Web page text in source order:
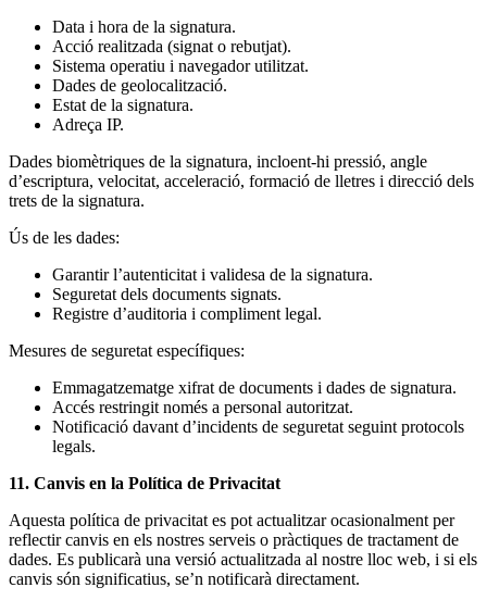
Data i hora de la signatura.
Acció realitzada (signat o rebutjat).
Sistema operatiu i navegador utilitzat.
Dades de geolocalització.
Estat de la signatura.
Adreça IP.
Dades biomètriques de la signatura, incloent-hi pressió, angle
d’escriptura, velocitat, acceleració, formació de lletres i direcció dels
trets de la signatura.
Ús de les dades:
Garantir l’autenticitat i validesa de la signatura.
Seguretat dels documents signats.
Registre d’auditoria i compliment legal.
Mesures de seguretat específiques:
Emmagatzematge xifrat de documents i dades de signatura.
Accés restringit només a personal autoritzat.
Notificació davant d’incidents de seguretat seguint protocols
legals.
11. Canvis en la Política de Privacitat
Aquesta política de privacitat es pot actualitzar ocasionalment per
reflectir canvis en els nostres serveis o pràctiques de tractament de
dades. Es publicarà una versió actualitzada al nostre lloc web, i si els
canvis són significatius, se’n notificarà directament.